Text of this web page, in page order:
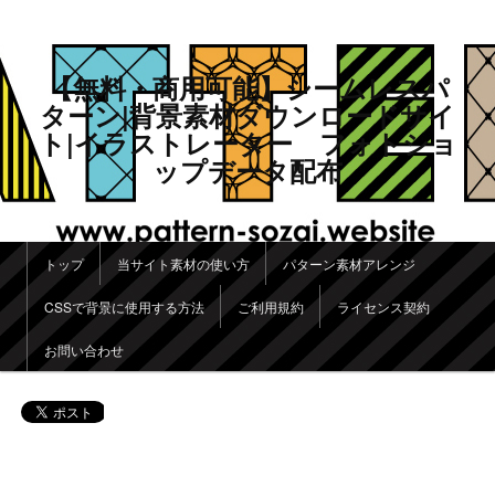
【無料・商用可能】シームレスパ
ターン|背景素材ダウンロードサイ
ト|イラストレーター フォトショ
ップデータ配布
メインメニュー
メインコンテンツへ移動
サブコンテンツへ移動
トップ 当サイト素材の使い方 パターン素材アレンジ
CSSで背景に使用する方法 ご利用規約 ライセンス契約
お問い合わせ